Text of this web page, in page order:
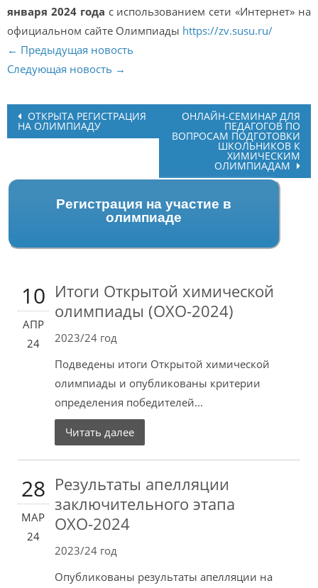
января 2024 года с использованием сети «Интернет» на
официальном сайте Олимпиады https://zv.susu.ru/
← Предыдущая новость
Следующая новость →
Post
navigation
ОТКРЫТА РЕГИСТРАЦИЯ
НА ОЛИМПИАДУ
ОНЛАЙН-СЕМИНАР ДЛЯ
ПЕДАГОГОВ ПО
ВОПРОСАМ ПОДГОТОВКИ
ШКОЛЬНИКОВ К
ХИМИЧЕСКИМ
ОЛИМПИАДАМ
Регистрация на участие в
олимпиаде
10
АПР
24
Итоги Открытой химической
олимпиады (ОХО-2024)
2023/24 год
Подведены итоги Открытой химической
олимпиады и опубликованы критерии
определения победителей...
Читать далее
28
МАР
24
Результаты апелляции
заключительного этапа
ОХО-2024
2023/24 год
Опубликованы результаты апелляции на